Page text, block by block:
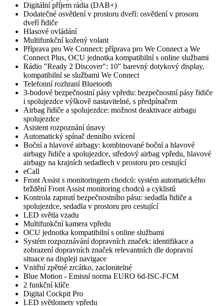
Digitální příjem rádia (DAB+)
Dodatečné osvětlení v prostoru dveří: osvětlení v prosoru
dveří řidiče
Hlasové ovládání
Multifunkční kožený volant
Příprava pro We Connect: příprava pro We Connect a We
Connect Plus, OCU jednotka kompatibilní s online službami
Rádio "Ready 2 Discover": 10" barevný dotykový display,
kompatibilní se službami We Connect
Telefonní rozhraní Bluetooth
3-bodové bezpečnostní pásy vpředu: bezpečnostní pásy řidiče
i spolujezdce výškově nastavitelné, s předpínačem
Airbag řidiče a spolujezdce: možnost deaktivace airbagu
spolujezdce
Asistent rozpoznání únavy
Automatický spínač denního svícení
Boční a hlavové airbagy: kombinované boční a hlavové
airbagy řidiče a spolujezdce, středový airbag vpředu, hlavové
airbagy na krajních sedadlech v prostoru pro cestující
eCall
Front Assist s monitoringem chodců: systém automatického
brždění Front Assist monitoring chodců a cyklistů
Kontrola zapnutí bezpečnostního pásu: sedadla řidiče a
spolujezdce, sedadla v prostoru pro cestující
LED světla vzadu
Multifunkční kamera vpředu
OCU jednotka kompatibilní s online službami
Systém rozpoznávání dopravních značek: identifikace a
zobrazení dopravních značek relevantních dle dopravní
situace na displeji navigace
Vnitřní zpětné zrcátko, zaclonitelné
Blue Motion - Emisní norma EURO 6d-ISC-FCM
2 funkční klíče
Digital Cockpit Pro
LED světlomety vpředu